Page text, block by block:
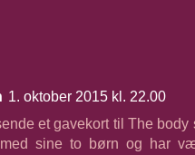
1. oktober 2015 kl. 22.00
et gavekort til The
sine to børn og har